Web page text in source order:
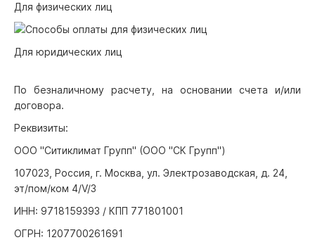
Для физических лиц
Для юридических лиц
По безналичному расчету, на основании счета и/или
договора.
Реквизиты:
ООО "Ситиклимат Групп" (ООО "СК Групп")
107023, Россия, г. Москва, ул. Электрозаводская, д. 24,
эт/пом/ком 4/V/3
ИНН: 9718159393 / КПП 771801001
ОГРН: 1207700261691